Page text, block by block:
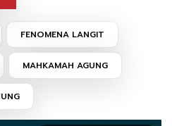
FENOMENA LANGIT
MAHKAMAH AGUNG